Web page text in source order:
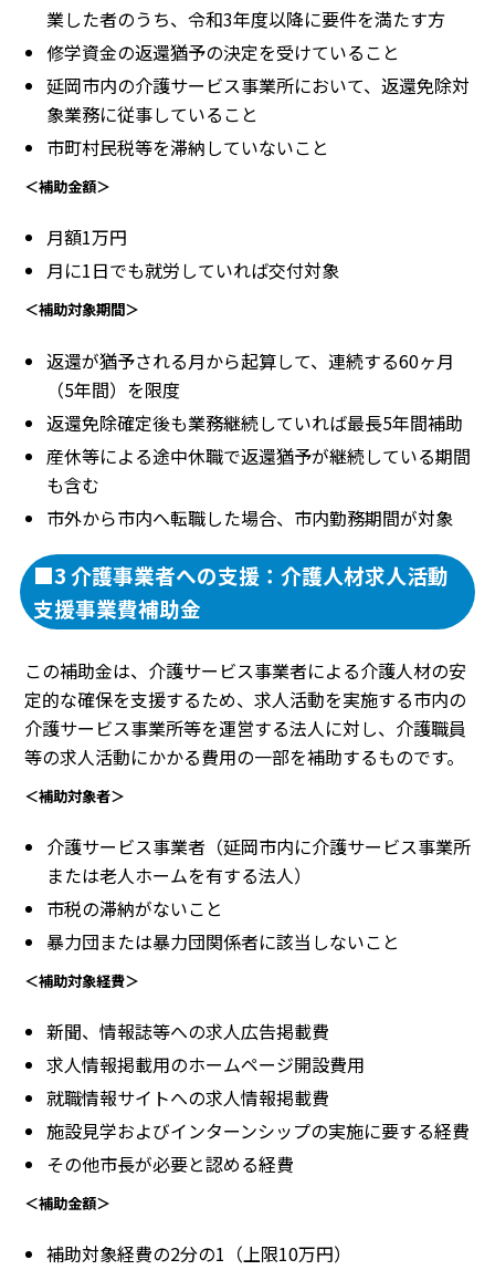
業した者のうち、令和3年度以降に要件を満たす方
修学資金の返還猶予の決定を受けていること
延岡市内の介護サービス事業所において、返還免除対
象業務に従事していること
市町村民税等を滞納していないこと
＜補助金額＞
月額1万円
月に1日でも就労していれば交付対象
＜補助対象期間＞
返還が猶予される月から起算して、連続する60ヶ月
（5年間）を限度
返還免除確定後も業務継続していれば最長5年間補助
産休等による途中休職で返還猶予が継続している期間
も含む
市外から市内へ転職した場合、市内勤務期間が対象
■3 介護事業者への支援：介護人材求人活動
支援事業費補助金
この補助金は、介護サービス事業者による介護人材の安
定的な確保を支援するため、求人活動を実施する市内の
介護サービス事業所等を運営する法人に対し、介護職員
等の求人活動にかかる費用の一部を補助するものです。
＜補助対象者＞
介護サービス事業者（延岡市内に介護サービス事業所
または老人ホームを有する法人）
市税の滞納がないこと
暴力団または暴力団関係者に該当しないこと
＜補助対象経費＞
新聞、情報誌等への求人広告掲載費
求人情報掲載用のホームページ開設費用
就職情報サイトへの求人情報掲載費
施設見学およびインターンシップの実施に要する経費
その他市長が必要と認める経費
＜補助金額＞
補助対象経費の2分の1（上限10万円）